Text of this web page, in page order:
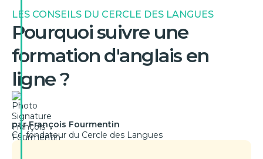
LES CONSEILS DU CERCLE DES LANGUES
Pourquoi suivre une
formation d'anglais en
ligne ?
par François Fourmentin
Co-fondateur du Cercle des Langues